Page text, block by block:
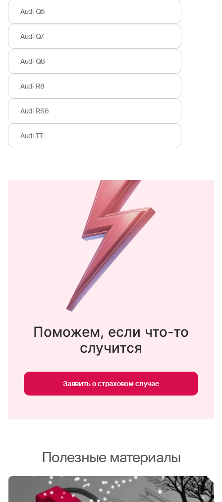
Audi Q5
Audi Q7
Audi Q8
Audi R8
Audi RS6
Audi TT
Поможем, если что-то
случится
Заявить о страховом случае
Полезные материалы